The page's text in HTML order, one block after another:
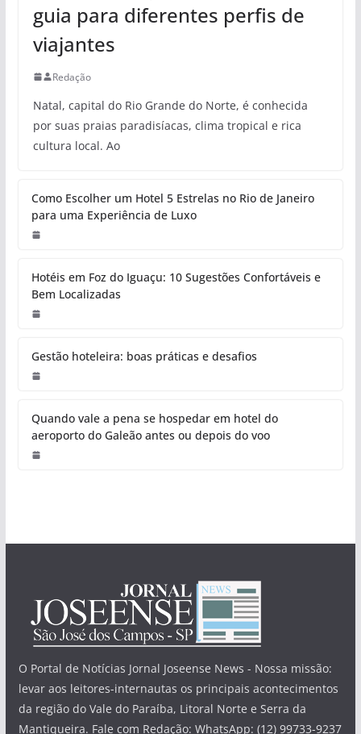
guia para diferentes perfis de
viajantes
Redação
Natal, capital do Rio Grande do Norte, é conhecida
por suas praias paradisíacas, clima tropical e rica
cultura local. Ao
Como Escolher um Hotel 5 Estrelas no Rio de Janeiro
para uma Experiência de Luxo
Hotéis em Foz do Iguaçu: 10 Sugestões Confortáveis e
Bem Localizadas
Gestão hoteleira: boas práticas e desafios
Quando vale a pena se hospedar em hotel do
aeroporto do Galeão antes ou depois do voo
O Portal de Notícias Jornal Joseense News - Nossa missão:
levar aos leitores-internautas os principais acontecimentos
da região do Vale do Paraíba, Litoral Norte e Serra da
Mantiqueira. Fale com Redação: WhatsApp: (12) 99733-9237